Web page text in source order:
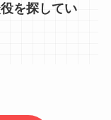
を探してい